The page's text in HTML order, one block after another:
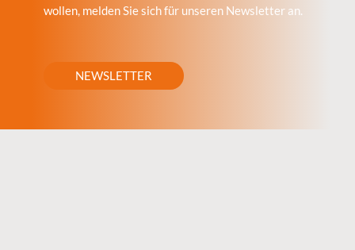
wollen, melden Sie sich für unseren Newsletter an.
NEWSLETTER